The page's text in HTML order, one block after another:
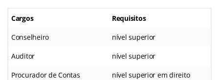
Cargos Requisitos
Conselheiro nível superior
Auditor nível superior
Procurador de Contas nível superior em direito